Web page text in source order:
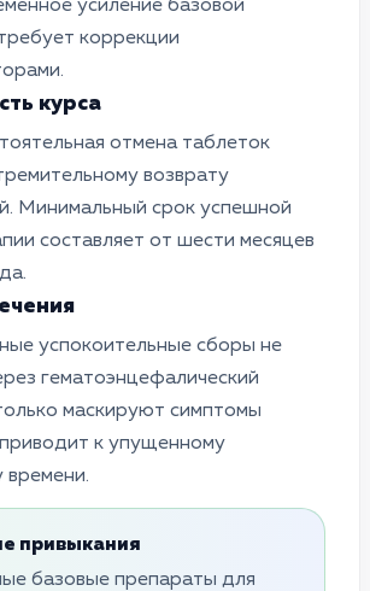
усиление базовой
коррекции
курса
отмена таблеток
возврату
Минимальный срок успешной
составляет от шести месяцев
успокоительные сборы не
гематоэнцефалический
маскируют симптомы
к упущенному
времени.
привыкания
базовые препараты для